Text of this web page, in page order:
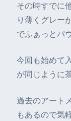
その時すでに
り薄くグレー
でふぁっとパ
今回も始めて
が同じように
過去のアート
もあるので気